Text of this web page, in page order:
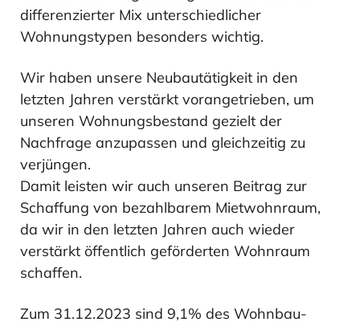
differenzierter Mix unterschiedlicher
Wohnungstypen besonders wichtig.
Wir haben unsere Neubautätigkeit in den
letzten Jahren verstärkt vorangetrieben, um
unseren Wohnungsbestand gezielt der
Nachfrage anzupassen und gleichzeitig zu
verjüngen.
Damit leisten wir auch unseren Beitrag zur
Schaffung von bezahlbarem Mietwohnraum,
da wir in den letzten Jahren auch wieder
verstärkt öffentlich geförderten Wohnraum
schaffen.
Zum 31.12.2023 sind 9,1% des Wohnbau-